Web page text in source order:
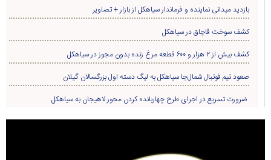
بازدید میدانی نماینده و فرماندار سیاهکل از بازار + تصاویر
کشف سوخت قاچاق در سياهکل
کشف بیش از ۲ هزار و ۶۰۰ قطعه مرغ زنده بدون مجوز در سیاهکل
صعود تیم فوتبال شمال‌جا‌ سیاهکل به لیگ دسته اول بزرگسالان گیلان
ضرورت تسریع در اجرای طرح چهاربانده کردن محور لاهیجان به سیاهکل